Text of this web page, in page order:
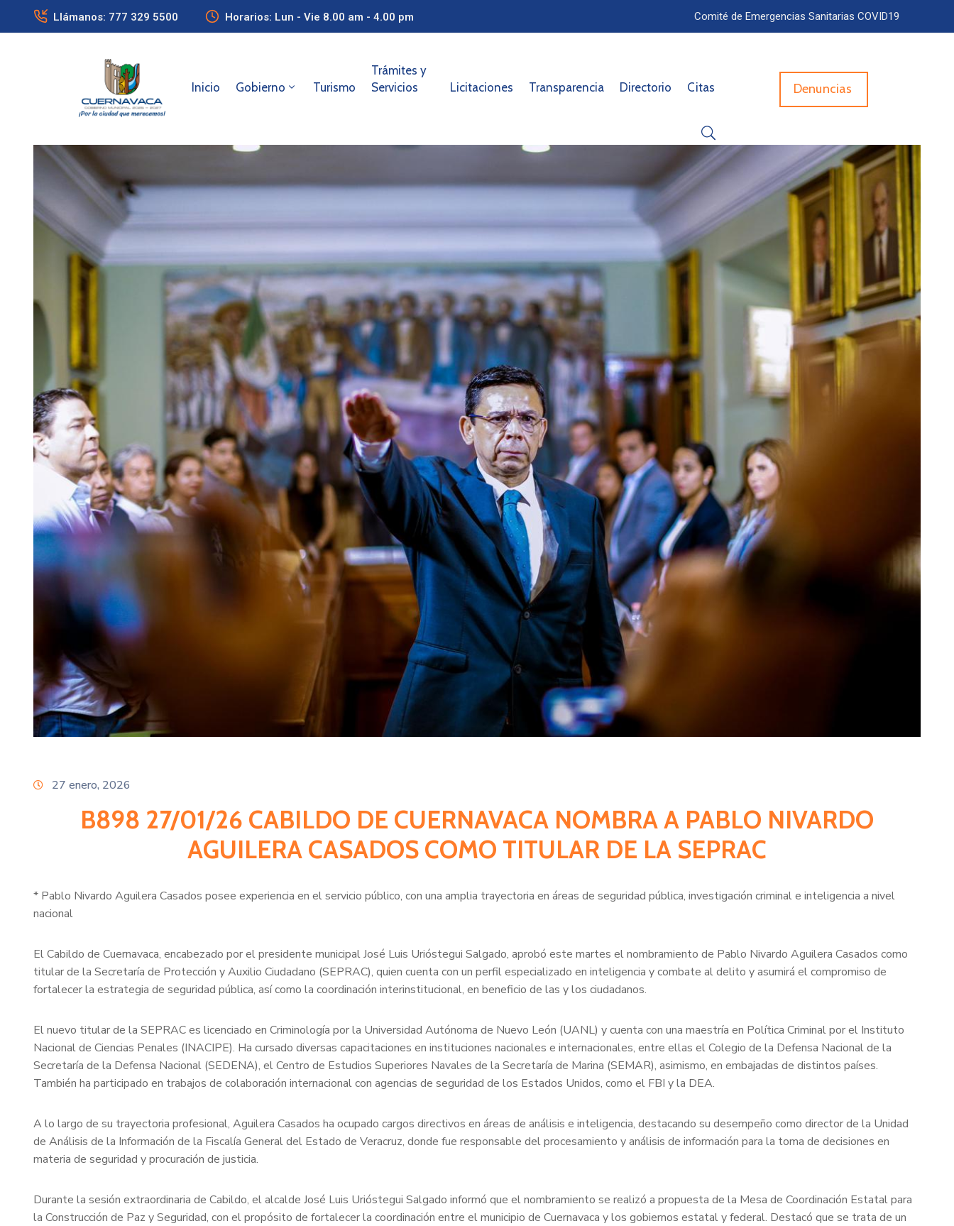
Llámanos: 777 329 5500 Horarios: Lun - Vie 8.00 am - 4.00 pm Comité de Emergencias Sanitarias COVID19
Inicio Gobierno Turismo
Trámites y
Servicios
Licitaciones Transparencia Directorio Citas Denuncias
27 enero, 2026
B898 27/01/26 CABILDO DE CUERNAVACA NOMBRA A PABLO NIVARDO
AGUILERA CASADOS COMO TITULAR DE LA SEPRAC
* Pablo Nivardo Aguilera Casados posee experiencia en el servicio público, con una amplia trayectoria en áreas de seguridad pública, investigación criminal e inteligencia a nivel
nacional
El Cabildo de Cuernavaca, encabezado por el presidente municipal José Luis Urióstegui Salgado, aprobó este martes el nombramiento de Pablo Nivardo Aguilera Casados como
titular de la Secretaría de Protección y Auxilio Ciudadano (SEPRAC), quien cuenta con un perfil especializado en inteligencia y combate al delito y asumirá el compromiso de
fortalecer la estrategia de seguridad pública, así como la coordinación interinstitucional, en beneficio de las y los ciudadanos.
El nuevo titular de la SEPRAC es licenciado en Criminología por la Universidad Autónoma de Nuevo León (UANL) y cuenta con una maestría en Política Criminal por el Instituto
Nacional de Ciencias Penales (INACIPE). Ha cursado diversas capacitaciones en instituciones nacionales e internacionales, entre ellas el Colegio de la Defensa Nacional de la
Secretaría de la Defensa Nacional (SEDENA), el Centro de Estudios Superiores Navales de la Secretaría de Marina (SEMAR), asimismo, en embajadas de distintos países.
También ha participado en trabajos de colaboración internacional con agencias de seguridad de los Estados Unidos, como el FBI y la DEA.
A lo largo de su trayectoria profesional, Aguilera Casados ha ocupado cargos directivos en áreas de análisis e inteligencia, destacando su desempeño como director de la Unidad
de Análisis de la Información de la Fiscalía General del Estado de Veracruz, donde fue responsable del procesamiento y análisis de información para la toma de decisiones en
materia de seguridad y procuración de justicia.
Durante la sesión extraordinaria de Cabildo, el alcalde José Luis Urióstegui Salgado informó que el nombramiento se realizó a propuesta de la Mesa de Coordinación Estatal para
la Construcción de Paz y Seguridad, con el propósito de fortalecer la coordinación entre el municipio de Cuernavaca y los gobiernos estatal y federal. Destacó que se trata de un